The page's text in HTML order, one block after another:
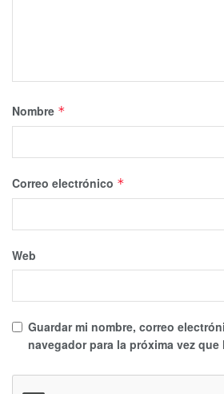
Nombre *
Correo electrónico *
Web
Guardar mi nombre, correo
navegador para la próxima vez